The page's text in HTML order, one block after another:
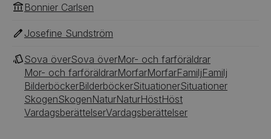
Bonnier Carlsen
Josefine Sundström
Sova överSova överMor- och farföräldrar
Mor- och farföräldrarMorfarMorfarFamiljFamilj
BilderböckerBilderböckerSituationerSituationer
SkogenSkogenNaturNaturHöstHöst
VardagsberättelserVardagsberättelser